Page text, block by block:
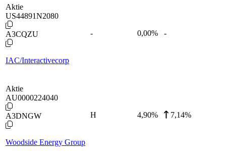
Aktie
US44891N2080
A3CQZU
IAC/Interactivecorp
- 0,00% -
Aktie
AU0000224040
A3DNGW
Woodside Energy Group
H 4,90% 7,14%